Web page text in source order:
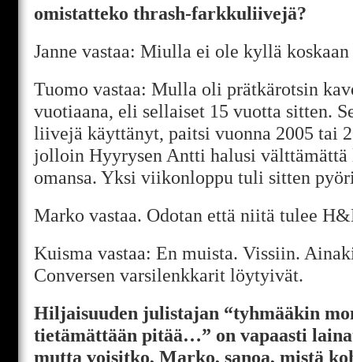
omistatteko thrash-farkkuliivejä?
Janne vastaa: Miulla ei ole kyllä
Tuomo vastaa: Mulla oli prätkärotsin
vuotiaana, eli sellaiset 15 vuotta sitten.
liivejä käyttänyt, paitsi vuonna 2005 tai
jolloin Hyyrysen Antti halusi
omansa. Yksi viikonloppu tuli sitten
Marko vastaa. Odotan että niitä tulee
Kuisma vastaa: En muista. Vissiin.
Conversen varsilenkkarit löytyivät.
Hiljaisuuden julistajan “tyhmääkin
tietämättään pitää…” on vapaasti
mutta voisitko, Marko, sanoa, mistä